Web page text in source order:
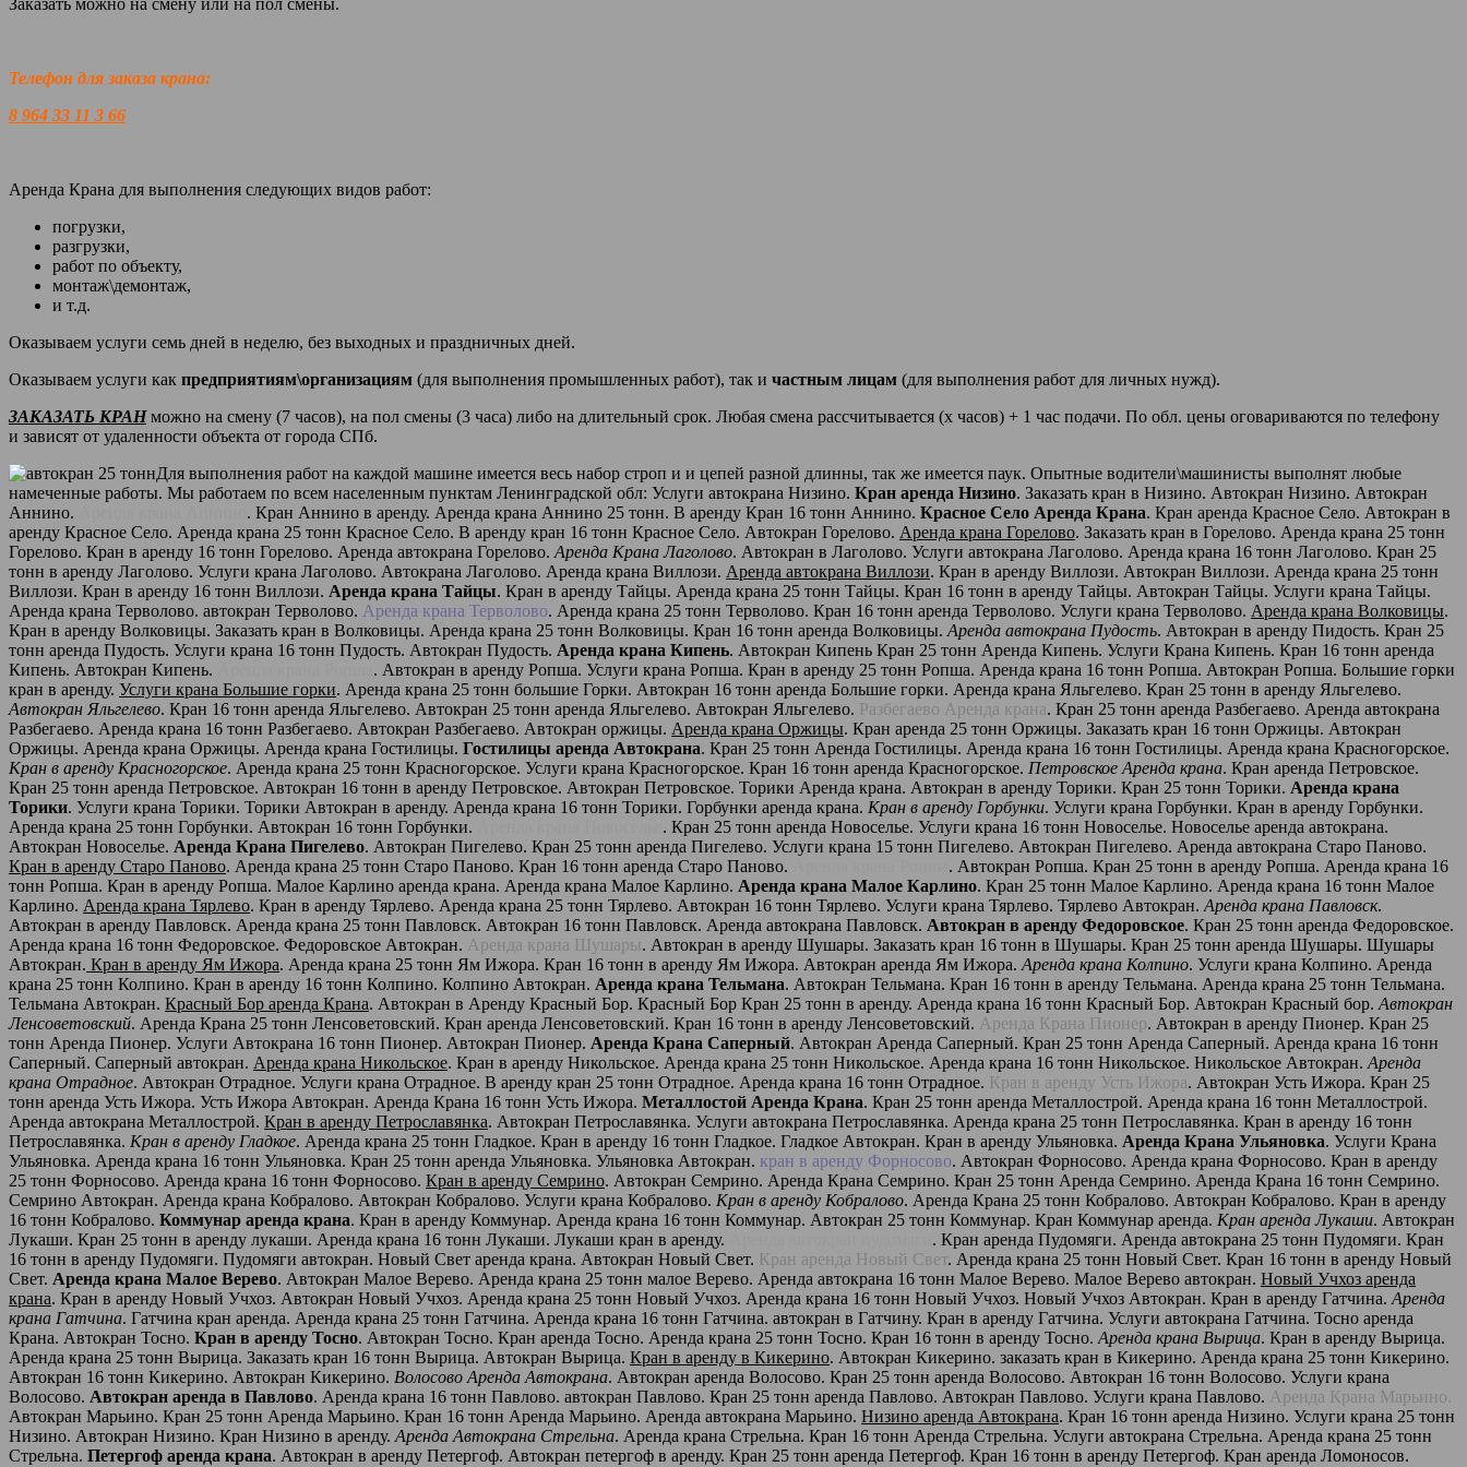
Телефон для заказа крана:
8 964 33 11 3 66
Аренда Крана для выполнения следующих видов работ:
погрузки,
разгрузки,
работ по объекту,
монтаж\демонтаж,
и т.д.
Оказываем услуги семь дней в неделю, без выходных и праздничных дней.
Оказываем услуги как предприятиям\организациям (для выполнения промышленных работ), так и частным лицам (для выполнения работ для личных нужд).
ЗАКАЗАТЬ КРАНможно на смену (7 часов), на пол смены (3 часа) либо на длительный срок. Любая смена рассчитывается (х часов) + 1 час подачи. По обл. цены оговариваются по телефону
и зависят от удаленности объекта от города СПб.
Для выполнения работ на каждой машине имеется весь набор строп и и цепей разной длинны, так же имеется паук. Опытные водители\машинисты выполнят любые
намеченные работы. Мы работаем по всем населенным пунктам Ленинградской обл: Услуги автокрана Низино. Кран аренда Низино. Заказать кран в Низино. Автокран Низино. Автокран
Аннино.
. Кран Аннино в аренду. Аренда крана Аннино 25 тонн. В аренду Кран 16 тонн Аннино. Красное Село Аренда Крана. Кран аренда Красное Село. Автокран в
аренду Красное Село. Аренда крана 25 тонн Красное Село. В аренду кран 16 тонн Красное Село. Автокран Горелово. Аренда крана Горелово. Заказать кран в Горелово. Аренда крана 25 тонн
Горелово. Кран в аренду 16 тонн Горелово. Аренда автокрана Горелово. Аренда Крана Лаголово. Автокран в Лаголово. Услуги автокрана Лаголово. Аренда крана 16 тонн Лаголово. Кран 25
тонн в аренду Лаголово. Услуги крана Лаголово. Автокрана Лаголово. Аренда крана Виллози. Аренда автокрана Виллози. Кран в аренду Виллози. Автокран Виллози. Аренда крана 25 тонн
Виллози. Кран в аренду 16 тонн Виллози. Аренда крана Тайцы. Кран в аренду Тайцы. Аренда крана 25 тонн Тайцы. Кран 16 тонн в аренду Тайцы. Автокран Тайцы. Услуги крана Тайцы.
Аренда крана Терволово. автокран Терволово. Аренда крана Терволово. Аренда крана 25 тонн Терволово. Кран 16 тонн аренда Терволово. Услуги крана Терволово. Аренда крана Волковицы.
Кран в аренду Волковицы. Заказать кран в Волковицы. Аренда крана 25 тонн Волковицы. Кран 16 тонн аренда Волковицы. Аренда автокрана Пудость. Автокран в аренду Пидость. Кран 25
тонн аренда Пудость. Услуги крана 16 тонн Пудость. Автокран Пудость. Аренда крана Кипень. Автокран Кипень Кран 25 тонн Аренда Кипень. Услуги Крана Кипень. Кран 16 тонн аренда
Кипень. Автокран Кипень.
. Автокран в аренду Ропша. Услуги крана Ропша. Кран в аренду 25 тонн Ропша. Аренда крана 16 тонн Ропша. Автокран Ропша. Большие горки
кран в аренду. Услуги крана Большие горки. Аренда крана 25 тонн большие Горки. Автокран 16 тонн аренда Большие горки. Аренда крана Яльгелево. Кран 25 тонн в аренду Яльгелево.
Автокран Яльгелево. Кран 16 тонн аренда Яльгелево. Автокран 25 тонн аренда Яльгелево. Автокран Яльгелево. Разбегаево Аренда крана. Кран 25 тонн аренда Разбегаево. Аренда автокрана
Разбегаево. Аренда крана 16 тонн Разбегаево. Автокран Разбегаево. Автокран оржицы. Аренда крана Оржицы. Кран аренда 25 тонн Оржицы. Заказать кран 16 тонн Оржицы. Автокран
Оржицы. Аренда крана Оржицы. Аренда крана Гостилицы. Гостилицы аренда Автокрана. Кран 25 тонн Аренда Гостилицы. Аренда крана 16 тонн Гостилицы. Аренда крана Красногорское.
Кран в аренду Красногорское. Аренда крана 25 тонн Красногорское. Услуги крана Красногорское. Кран 16 тонн аренда Красногорское. Петровское Аренда крана. Кран аренда Петровское.
Кран 25 тонн аренда Петровское. Автокран 16 тонн в аренду Петровское. Автокран Петровское. Торики Аренда крана. Автокран в аренду Торики. Кран 25 тонн Торики. Аренда крана
Торики. Услуги крана Торики. Торики Автокран в аренду. Аренда крана 16 тонн Торики. Горбунки аренда крана. Кран в аренду Горбунки. Услуги крана Горбунки. Кран в аренду Горбунки.
Аренда крана 25 тонн Горбунки. Автокран 16 тонн Горбунки.
. Кран 25 тонн аренда Новоселье. Услуги крана 16 тонн Новоселье. Новоселье аренда автокрана.
Автокран Новоселье. Аренда Крана Пигелево. Автокран Пигелево. Кран 25 тонн аренда Пигелево. Услуги крана 15 тонн Пигелево. Автокран Пигелево. Аренда автокрана Старо Паново.
Кран в аренду Старо Паново. Аренда крана 25 тонн Старо Паново. Кран 16 тонн аренда Старо Паново.
. Автокран Ропша. Кран 25 тонн в аренду Ропша. Аренда крана 16
тонн Ропша. Кран в аренду Ропша. Малое Карлино аренда крана. Аренда крана Малое Карлино. Аренда крана Малое Карлино. Кран 25 тонн Малое Карлино. Аренда крана 16 тонн Малое
Карлино. Аренда крана Тярлево. Кран в аренду Тярлево. Аренда крана 25 тонн Тярлево. Автокран 16 тонн Тярлево. Услуги крана Тярлево. Тярлево Автокран. Аренда крана Павловск.
Автокран в аренду Павловск. Аренда крана 25 тонн Павловск. Автокран 16 тонн Павловск. Аренда автокрана Павловск. Автокран в аренду Федоровское. Кран 25 тонн аренда Федоровское.
Аренда крана 16 тонн Федоровское. Федоровское Автокран. Аренда крана Шушары. Автокран в аренду Шушары. Заказать кран 16 тонн в Шушары. Кран 25 тонн аренда Шушары. Шушары
Автокран. Кран в аренду Ям Ижора. Аренда крана 25 тонн Ям Ижора. Кран 16 тонн в аренду Ям Ижора. Автокран аренда Ям Ижора. Аренда крана Колпино. Услуги крана Колпино. Аренда
крана 25 тонн Колпино. Кран в аренду 16 тонн Колпино. Колпино Автокран. Аренда крана Тельмана. Автокран Тельмана. Кран 16 тонн в аренду Тельмана. Аренда крана 25 тонн Тельмана.
Тельмана Автокран. Красный Бор аренда Крана. Автокран в Аренду Красный Бор. Красный Бор Кран 25 тонн в аренду. Аренда крана 16 тонн Красный Бор. Автокран Красный бор. Автокран
Ленсоветовский. Аренда Крана 25 тонн Ленсоветовский. Кран аренда Ленсоветовский. Кран 16 тонн в аренду Ленсоветовский. Аренда Крана Пионер. Автокран в аренду Пионер. Кран 25
тонн Аренда Пионер. Услуги Автокрана 16 тонн Пионер. Автокран Пионер. Аренда Крана Саперный. Автокран Аренда Саперный. Кран 25 тонн Аренда Саперный. Аренда крана 16 тонн
Саперный. Саперный автокран. Аренда крана Никольское. Кран в аренду Никольское. Аренда крана 25 тонн Никольское. Аренда крана 16 тонн Никольское. Никольское Автокран. Аренда
крана Отрадное. Автокран Отрадное. Услуги крана Отрадное. В аренду кран 25 тонн Отрадное. Аренда крана 16 тонн Отрадное. Кран в аренду Усть Ижора. Автокран Усть Ижора. Кран 25
тонн аренда Усть Ижора. Усть Ижора Автокран. Аренда Крана 16 тонн Усть Ижора. Металлостой Аренда Крана. Кран 25 тонн аренда Металлострой. Аренда крана 16 тонн Металлострой.
Аренда автокрана Металлострой. Кран в аренду Петрославянка. Автокран Петрославянка. Услуги автокрана Петрославянка. Аренда крана 25 тонн Петрославянка. Кран в аренду 16 тонн
Петрославянка. Кран в аренду Гладкое. Аренда крана 25 тонн Гладкое. Кран в аренду 16 тонн Гладкое. Гладкое Автокран. Кран в аренду Ульяновка. Аренда Крана Ульяновка. Услуги Крана
Ульяновка. Аренда крана 16 тонн Ульяновка. Кран 25 тонн аренда Ульяновка. Ульяновка Автокран. кран в аренду Форносово. Автокран Форносово. Аренда крана Форносово. Кран в аренду
25 тонн Форносово. Аренда крана 16 тонн Форносово. Кран в аренду Семрино. Автокран Семрино. Аренда Крана Семрино. Кран 25 тонн Аренда Семрино. Аренда Крана 16 тонн Семрино.
Семрино Автокран. Аренда крана Кобралово. Автокран Кобралово. Услуги крана Кобралово. Кран в аренду Кобралово. Аренда Крана 25 тонн Кобралово. Автокран Кобралово. Кран в аренду
16 тонн Кобралово. Коммунар аренда крана. Кран в аренду Коммунар. Аренда крана 16 тонн Коммунар. Автокран 25 тонн Коммунар. Кран Коммунар аренда. Кран аренда Лукаши. Автокран
Лукаши. Кран 25 тонн в аренду лукаши. Аренда крана 16 тонн Лукаши. Лукаши кран в аренду.
. Кран аренда Пудомяги. Аренда автокрана 25 тонн Пудомяги. Кран
16 тонн в аренду Пудомяги. Пудомяги автокран. Новый Свет аренда крана. Автокран Новый Свет. Кран аренда Новый Свет. Аренда крана 25 тонн Новый Свет. Кран 16 тонн в аренду Новый
Свет. Аренда крана Малое Верево. Автокран Малое Верево. Аренда крана 25 тонн малое Верево. Аренда автокрана 16 тонн Малое Верево. Малое Верево автокран. Новый Учхоз аренда
крана. Кран в аренду Новый Учхоз. Автокран Новый Учхоз. Аренда крана 25 тонн Новый Учхоз. Аренда крана 16 тонн Новый Учхоз. Новый Учхоз Автокран. Кран в аренду Гатчина. Аренда
крана Гатчина. Гатчина кран аренда. Аренда крана 25 тонн Гатчина. Аренда крана 16 тонн Гатчина. автокран в Гатчину. Кран в аренду Гатчина. Услуги автокрана Гатчина. Тосно аренда
Крана. Автокран Тосно. Кран в аренду Тосно. Автокран Тосно. Кран аренда Тосно. Аренда крана 25 тонн Тосно. Кран 16 тонн в аренду Тосно. Аренда крана Вырица. Кран в аренду Вырица.
Аренда крана 25 тонн Вырица. Заказать кран 16 тонн Вырица. Автокран Вырица. Кран в аренду в Кикерино. Автокран Кикерино. заказать кран в Кикерино. Аренда крана 25 тонн Кикерино.
Автокран 16 тонн Кикерино. Автокран Кикерино. Волосово Аренда Автокрана. Автокран аренда Волосово. Кран 25 тонн аренда Волосово. Автокран 16 тонн Волосово. Услуги крана
Волосово. Автокран аренда в Павлово. Аренда крана 16 тонн Павлово. автокран Павлово. Кран 25 тонн аренда Павлово. Автокран Павлово. Услуги крана Павлово. Аренда Крана Марьино.
Автокран Марьино. Кран 25 тонн Аренда Марьино. Кран 16 тонн Аренда Марьино. Аренда автокрана Марьино. Низино аренда Автокрана. Кран 16 тонн аренда Низино. Услуги крана 25 тонн
Низино. Автокран Низино. Кран Низино в аренду. Аренда Автокрана Стрельна. Аренда крана Стрельна. Кран 16 тонн Аренда Стрельна. Услуги автокрана Стрельна. Аренда крана 25 тонн
Стрельна. Петергоф аренда крана. Автокран в аренду Петергоф. Автокран петергоф в аренду. Кран 25 тонн аренда Петергоф. Кран 16 тонн в аренду Петергоф. Кран аренда Ломоносов.